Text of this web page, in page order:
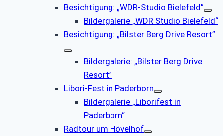
Besichtigung: „WDR-Studio Bielefeld”
Bildergalerie „WDR Studio Bielefeld“
Besichtigung: „Bilster Berg Drive Resort”
Bildergalerie: „Bilster Berg Drive
Resort”
Libori-Fest in Paderborn
Bildergalerie „Liborifest in
Paderborn“
Radtour um Hövelhof